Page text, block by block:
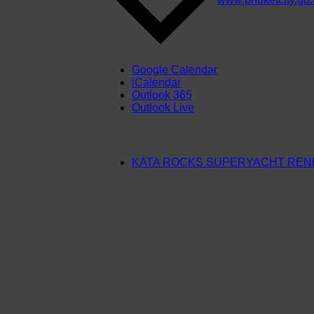
Google Calendar
iCalendar
Outlook 365
Outlook Live
KATA ROCKS SUPERYACHT